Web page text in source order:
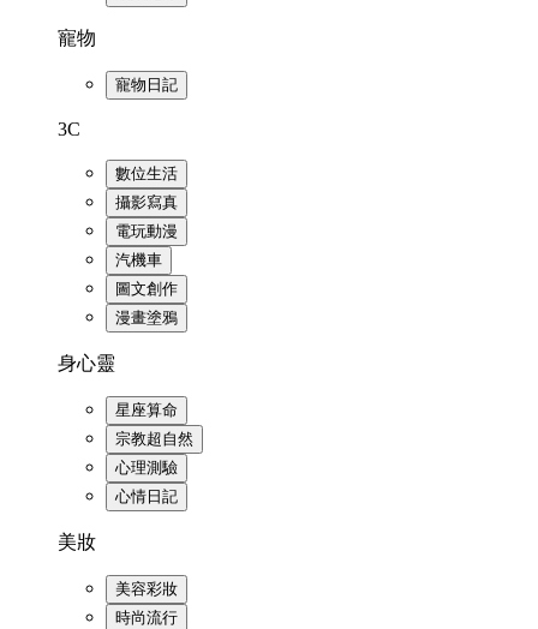
寵物
寵物日記
3C
數位生活
攝影寫真
電玩動漫
汽機車
圖文創作
漫畫塗鴉
身心靈
星座算命
宗教超自然
心理測驗
心情日記
美妝
美容彩妝
時尚流行